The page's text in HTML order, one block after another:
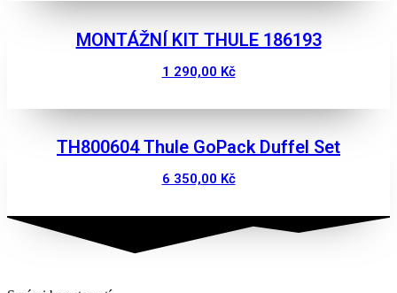
MONTÁŽNÍ KIT THULE 186193
1 290,00 Kč
TH800604 Thule GoPack Duffel Set
6 350,00 Kč